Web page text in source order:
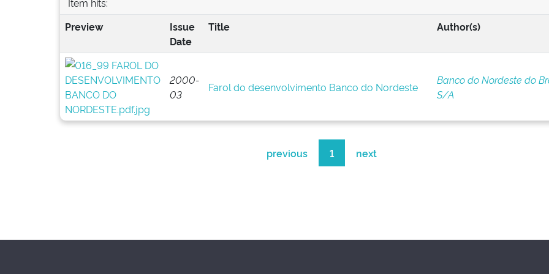
Preview
Issue
Date
Title Author(s)
2000-
03
Farol do desenvolvimento Banco do Nordeste
Banco do Nordeste do
S/A
previous 1 next